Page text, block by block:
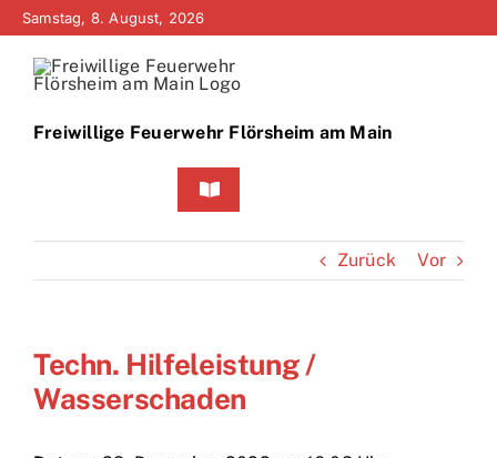
Zum
springen
Samstag, 8. August, 2026
Freiwillige Feuerwehr Flörsheim am Main
Toggle
Home
Bürgerinfo
Zurück Vor
Techn. Hilfeleistung /
Wasserschaden